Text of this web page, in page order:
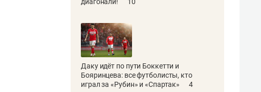
Даку идёт по пути Боккетти и
Бояринцева: все футболисты, кто
играл за «Рубин» и «Спартак»
4